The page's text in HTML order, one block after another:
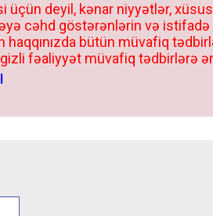
deyil, kənar niyyətlər,
cəhd göstərənlərin və
bütün müvafiq
fəaliyyət müvafiq tədbirlərə